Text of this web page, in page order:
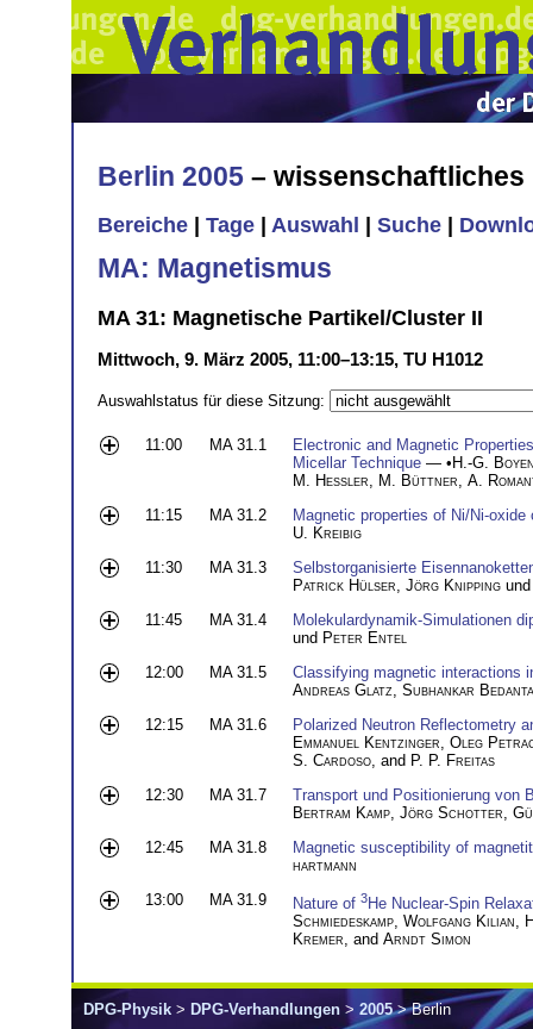
Berlin 2005 – wissenschaftliches
Bereiche Tage Auswahl Suche
MA: Magnetismus
MA 31: Magnetische Partikel/Cluster II
Mittwoch, 9. März 2005, 11:00–13:15, TU H1012
Auswahlstatus für diese Sitzung:
11:00 MA 31.1
Electronic and Magnetic
Micellar Technique — •H.-G.
M. Heßler M. Büttner A.
11:15
MA 31.2
Magnetic properties of Ni/Ni-oxide
U. Kreibig
11:30
MA 31.3
Selbstorganisierte
Patrick Hülser Jörg Knipping
11:45
MA 31.4
Molekulardynamik-Simulationen
und Peter Entel
12:00
MA 31.5
Classifying magnetic interactions
Andreas Glatz Subhankar Bedanta
12:15
MA 31.6
Polarized Neutron Reflectometry
Emmanuel Kentzinger Oleg
S. Cardoso , and P. P. Freitas
12:30
MA 31.7
Transport und Positionierung von
Bertram Kamp Jörg Schotter
12:45
MA 31.8
Magnetic susceptibility of
hartmann
13:00
MA 31.9 Nature of 3He Nuclear-Spin
Schmiedeskamp Wolfgang Kilian
Kremer , and Arndt Simon
DPG-Physik > DPG-Verhandlungen > 2005> Berlin